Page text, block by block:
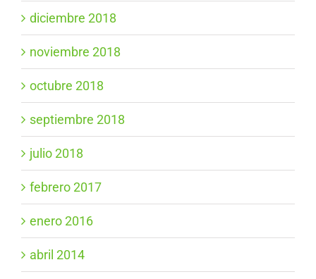
diciembre 2018
noviembre 2018
octubre 2018
septiembre 2018
julio 2018
febrero 2017
enero 2016
abril 2014